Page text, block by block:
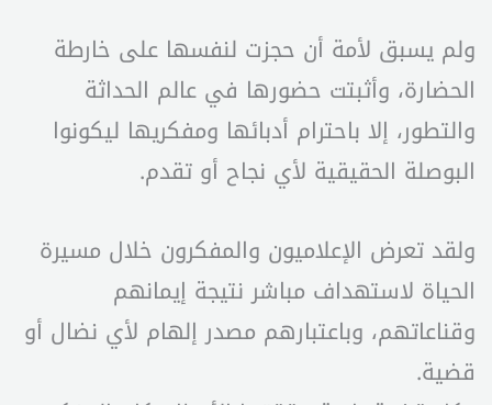
ولم يسبق لأمة أن حجزت لنفسها على خارطة
الحضارة، وأثبتت حضورها في عالم الحداثة
والتطور، إلا باحترام أدبائها ومفكريها ليكونوا
البوصلة الحقيقية لأي نجاح أو تقدم.
ولقد تعرض الإعلاميون والمفكرون خلال مسيرة
الحياة لاستهداف مباشر نتيجة إيمانهم
وقناعاتهم، وباعتبارهم مصدر إلهام لأي نضال أو
قضية.